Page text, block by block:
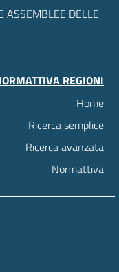
ASSEMBLEE DELLE
REGIONI
Home
Ricerca semplice
Ricerca avanzata
Normattiva